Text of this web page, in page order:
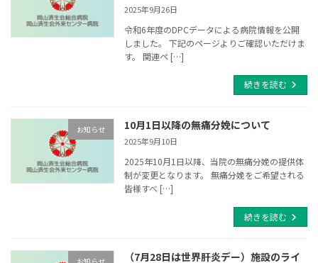
2025年9月26日
令和6年度のDPCデータによる病院情報を公開
しました。 下記のページよりご確認いただけま
す。 関連ペ […]
続きを読む
お知らせ 10月1日以降の無痛分娩について
2025年9月10日
2025年10月1日以降、当院の無痛分娩の提供体
制が変更となります。 無痛分娩をご希望される
皆様すべ […]
続きを読む
（7月28日は世界肝炎デー）施設のライ